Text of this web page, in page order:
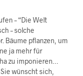
– “Die Welt
– solche
Bäume pflanzen, um
ja mehr für
zu imponieren…
wünscht sich,